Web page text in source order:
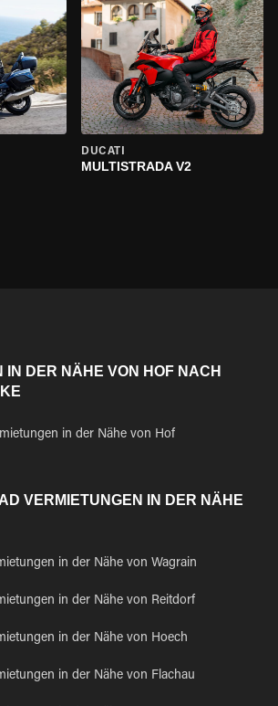
DUCATI
MULTISTRADA V2
IN DER NÄHE VON HOF NACH
in der Nähe von Hof
VERMIETUNGEN IN DER NÄHE
in der Nähe von Wagrain
in der Nähe von Reitdorf
in der Nähe von Hoech
in der Nähe von Flachau